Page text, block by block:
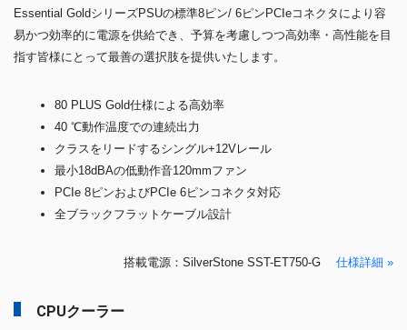
Essential GoldシリーズPSUの標準8ピン/ 6ピンPCIeコネクタにより容
易かつ効率的に電源を供給でき、予算を考慮しつつ高効率・高性能を目
指す皆様にとって最善の選択肢を提供いたします。
80 PLUS Gold仕様による高効率
40 ℃動作温度での連続出力
クラスをリードするシングル+12Vレール
最小18dBAの低動作音120mmファン
PCIe 8ピンおよびPCIe 6ピンコネクタ対応
全ブラックフラットケーブル設計
搭載電源：SilverStone SST-ET750-G 仕様詳細 »
CPUクーラー